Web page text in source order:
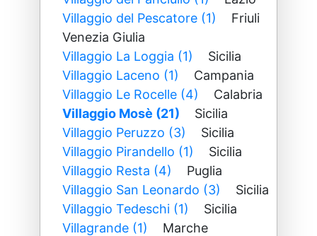
Villaggio del Pescatore (1)
Friuli
Venezia Giulia
Villaggio La Loggia (1)
Sicilia
Villaggio Laceno (1)
Campania
Villaggio Le Rocelle (4)
Calabria
Villaggio Mosè (21)
Sicilia
Villaggio Peruzzo (3)
Sicilia
Villaggio Pirandello (1)
Sicilia
Villaggio Resta (4)
Puglia
Villaggio San Leonardo (3)
Sicilia
Villaggio Tedeschi (1)
Sicilia
Villagrande (1)
Marche